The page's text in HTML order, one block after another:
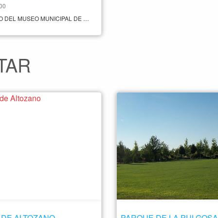
EL DESEO DEL MUSEO MUNICIPAL DE LA CUCHILLERÍA ES CONTINUAR EN LA TAREA DE PRESERVAR Y DIFUNDIR EL PATRIMONIO CUCHILLERO ARTESANO E INDUSTRIAL Y SEGUIR LLEVANDO A CABO PROGRAMAS QUE PERMITAN HACER PARTÍCIPES DEL MUSEO A PERSONAS DE TODAS LAS EDADES –NIÑOS, JÓVENES, ADULTOS Y MAYORES– Y, ESPECIALMENTE, A TODOS LOS AMANTES DE LOS MUSEOS Y DE LOS CUCHILLOS, LAS TIJERAS Y LAS NAVAJAS, ESOS UTENSILIOS QUE SERVÍAN Y SIRVEN PARA TODO. HORARIO INVIERNO OCTUBRE A MAYO MARTES A DOMINGO: 10:00. A 14:00 17:00 A 20:00 FESTIVOS: 10:00 A 14:00 LUNES: CERRADO VERANO JUNIO A SEPTIEMBRE MARTES A DOMINGO 10:00 A 14:00 17:30 A 20:30 FESTIVOS 10:00 A 14:00 CERRADO LUNES TODOS LOS LUNES DEL AÑO EXCEPTO: LUNES DE FERIA (7 AL 17 DE SEPTIEMBRE); 1 Y 6 DE ENERO; 1 DE MAYO Y 22 DE MAYO; 24, 25 Y 31 DE DICIEMBRE. PRECIO GENERAL 3€ JUBILADOS 0,50€ ESTUDIANTES 1€ GRUPOS + 10 2€ GRATUITO MENORES DE 18 TODOS LOS MIÉRCOLES VISITA GUIADA 6€ POR GRUPO ES NECESARIO SOLICITAR ESTE SERVICIO CON 2 O 3 DÍAS DE ANTELACIÓN. CONTACTO +34 967 61 66 00 +34 681 27 04 07